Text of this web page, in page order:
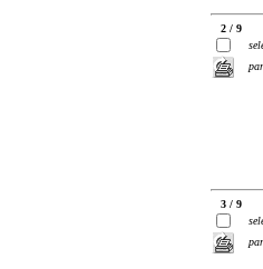
2 / 9
3 / 9